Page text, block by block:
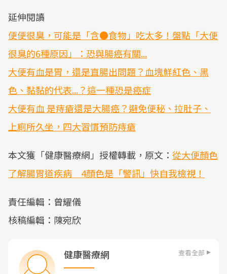
延伸閱讀
便便很臭，可能是「含●食物」吃太多！盤點「大便
很臭的6種原因」：恐與腸癌有關...
大便有血是胃，還是直腸出問題？血塊鮮紅色、黑
色、黏黏的代表...？這一種恐是癌症
大便有血 是痔瘡還是大腸癌？避免便秘、拉肚子、
上廁所久坐，四大習慣預防痔瘡
本文獲「健康醫療網」授權轉載，原文： 從大便顏色
了解腸胃道疾病 4顏色是「警訊」快自我檢視！
責任編輯：曾耀儀
核稿編輯：陳宛欣
健康醫療網 查看全部